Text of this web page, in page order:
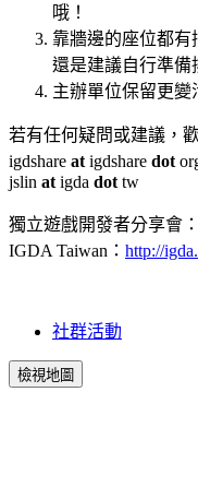
哦！
靠牆邊的座位都
還是建議自行準備
主辦單位保留更變
若有任何疑問或建議，
igdshare at igdshare dot
jslin at igda dot tw
獨立遊戲開發者分享會：
IGDA Taiwan： http://
社群活動
檢視地圖